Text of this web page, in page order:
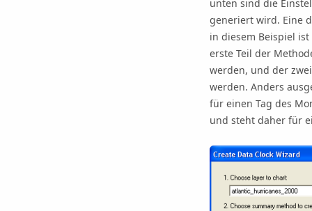
unten sind die
generiert wird. Eine
in diesem Beispiel
erste Teil der
werden, und der
werden. Anders
für einen Tag des
und steht daher für